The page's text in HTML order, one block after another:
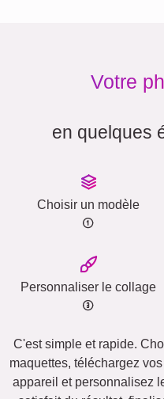
Votre
en quelques
Choisir un modèle
Personnaliser le collage
C'est simple et rapide.
maquettes, téléchargez
appareil et personnalisez